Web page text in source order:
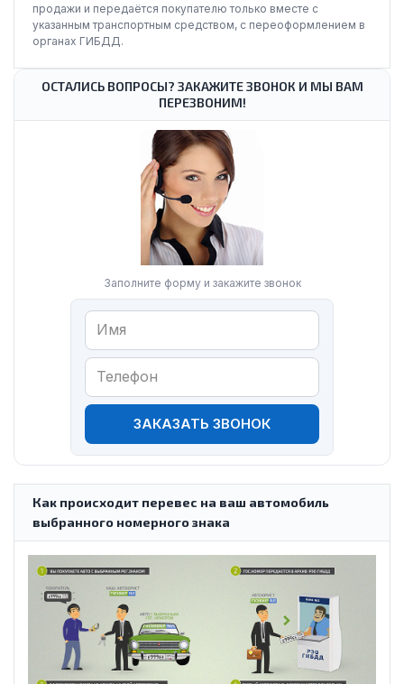
продажи и передаётся покупателю только вместе с
указанным транспортным средством, с переоформлением в
органах ГИБДД.
ОСТАЛИСЬ ВОПРОСЫ? ЗАКАЖИТЕ ЗВОНОК И МЫ ВАМ
ПЕРЕЗВОНИМ!
Заполните форму и закажите звонок
ЗАКАЗАТЬ ЗВОНОК
Как происходит перевес на ваш автомобиль
выбранного номерного знака